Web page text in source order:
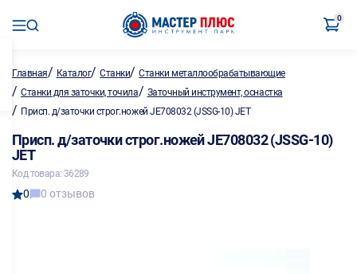
0
Главная/ Каталог/Станки/Станки металлообрабатывающие
/ Станки для заточки, точила/ Заточный инструмент, оснастка
/ Присп. д/заточки строг.ножей JE708032 (JSSG-10) JET
Присп. д/заточки строг.ножей JE708032 (JSSG-10)
JET
Код товара: 36289
0 0 отзывов